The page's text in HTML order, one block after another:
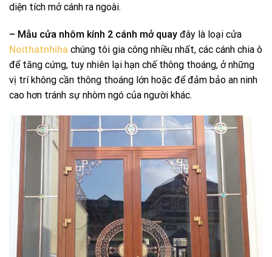
diện tích mở cánh ra ngoài.
– Mẫu cửa nhôm kính 2 cánh mở quay đây là loại cửa
Noithatnhiha chúng tôi gia công nhiều nhất, các cánh chia ô
để tăng cứng, tuy nhiên lại hạn chế thông thoáng, ở những
vị trí không cần thông thoáng lớn hoặc để đảm bảo an ninh
cao hơn tránh sự nhòm ngó của người khác.